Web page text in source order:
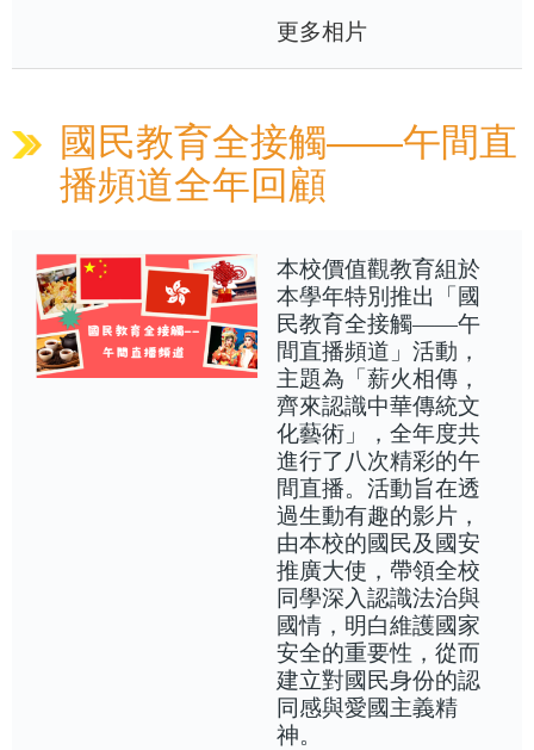
更多相片
國民教育全接觸——午間直
播頻道全年回顧
本校價值觀教育組於
本學年特別推出「國
民教育全接觸——午
間直播頻道」活動，
主題為「薪火相傳，
齊來認識中華傳統文
化藝術」，全年度共
進行了八次精彩的午
間直播。活動旨在透
過生動有趣的影片，
由本校的國民及國安
推廣大使，帶領全校
同學深入認識法治與
國情，明白維護國家
安全的重要性，從而
建立對國民身份的認
同感與愛國主義精
神。